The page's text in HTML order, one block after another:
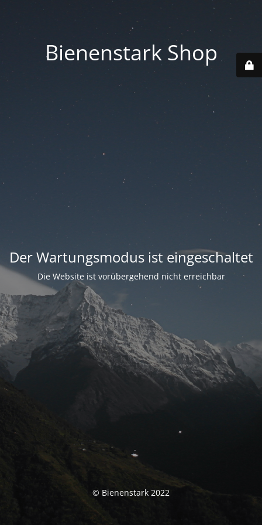
Bienenstark Shop
Der Wartungsmodus ist eingeschaltet
Die Website ist vorübergehend nicht erreichbar
© Bienenstark 2022